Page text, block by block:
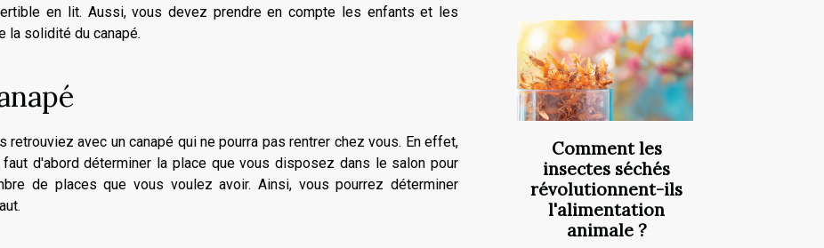
en lit. Aussi, vous devez prendre en compte les enfants et les
la solidité du canapé.
avec un canapé qui ne pourra pas rentrer chez vous. En effet,
d'abord déterminer la place que vous disposez dans le salon pour
de places que vous voulez avoir. Ainsi, vous pourrez déterminer
Comment les
insectes séchés
révolutionnent-ils
l'alimentation
animale ?